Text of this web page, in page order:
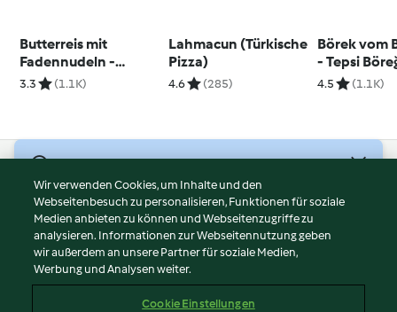
Butterreis mit
Fadennudeln -
Şehriyeli Pirinç Pilavı
3.3 (1.1K)
Lahmacun (Türkische
Pizza)
4.6 (285)
Börek vom
- Tepsi
4.5 (1.1K)
Nutzungsbedingungen
Datenschutzrichtlinien
Disclaimer
Impressum
Wir verwenden Cookies, um Inhalte und den
Webseitenbesuch zu personalisieren, Funktionen für soziale
Medien anbieten zu können und Webseitenzugriffe zu
analysieren. Informationen zur Webseitennutzung geben
wir außerdem an unsere Partner für soziale Medien,
Werbung und Analysen weiter.
Cookie Einstellungen